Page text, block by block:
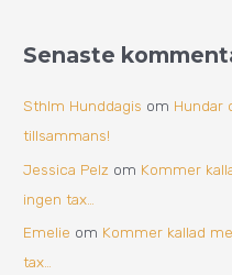
Senaste
Sthlm Hunddagis om Hundar
tillsammans!
Jessica Pelz om Kommer
ingen tax…
Emelie om Kommer kallad
tax…